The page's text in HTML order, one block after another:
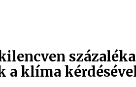
százaléka
a klíma